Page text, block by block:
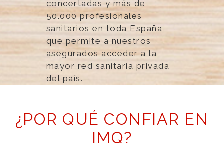
concertadas y más de
50.000 profesionales
sanitarios en toda España
que permite a nuestros
asegurados acceder a la
mayor red sanitaria privada
del país.
¿POR QUÉ CONFIAR EN
IMQ?